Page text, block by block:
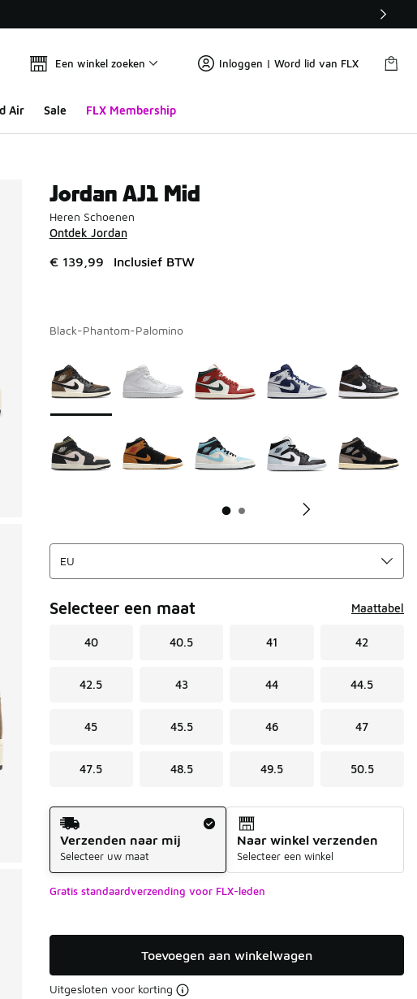
Een winkel zoeken Inloggen | Word lid van FLX
Air Sale FLX Membership
Jordan AJ1 Mid
Heren Schoenen
Ontdek Jordan
€ 139,99 Inclusief BTW
Black-Phantom-Palomino
Selecteer een maat Maattabel
40 40.5 41 42
42.5 43 44 44.5
45 45.5 46 47
47.5 48.5 49.5 50.5
Verzendmethode
Verzenden naar mij
Selecteer uw maat
Naar winkel verzenden
Selecteer een winkel
Gratis standaardverzending voor FLX-leden
Toevoegen aan winkelwagen
Uitgesloten voor korting